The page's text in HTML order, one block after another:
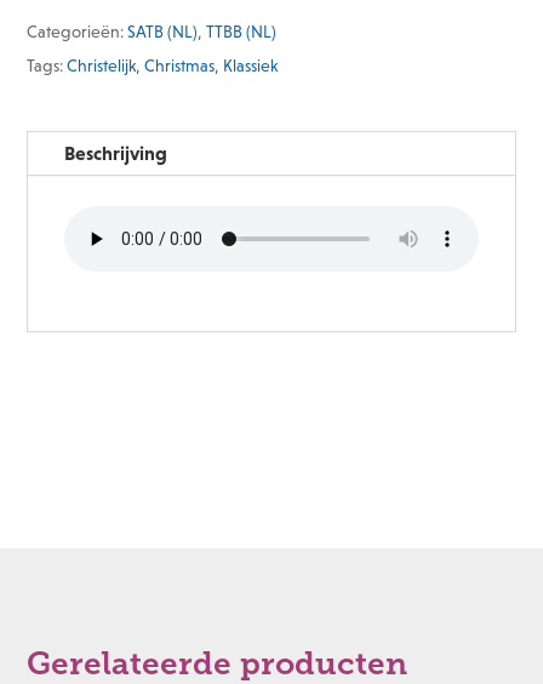
Categorieën:SATB (NL),TTBB (NL)
Tags:Christelijk,Christmas, Klassiek
Beschrijving
Gerelateerde producten